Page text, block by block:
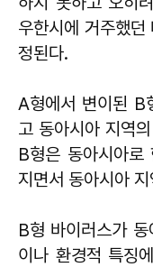
우한시에 거주했
정된다.
A형에서 변이된 B
고 동아시아 지역
B형은 동아시아로
지면서 동아시아
B형 바이러스가
이나 환경적 특징